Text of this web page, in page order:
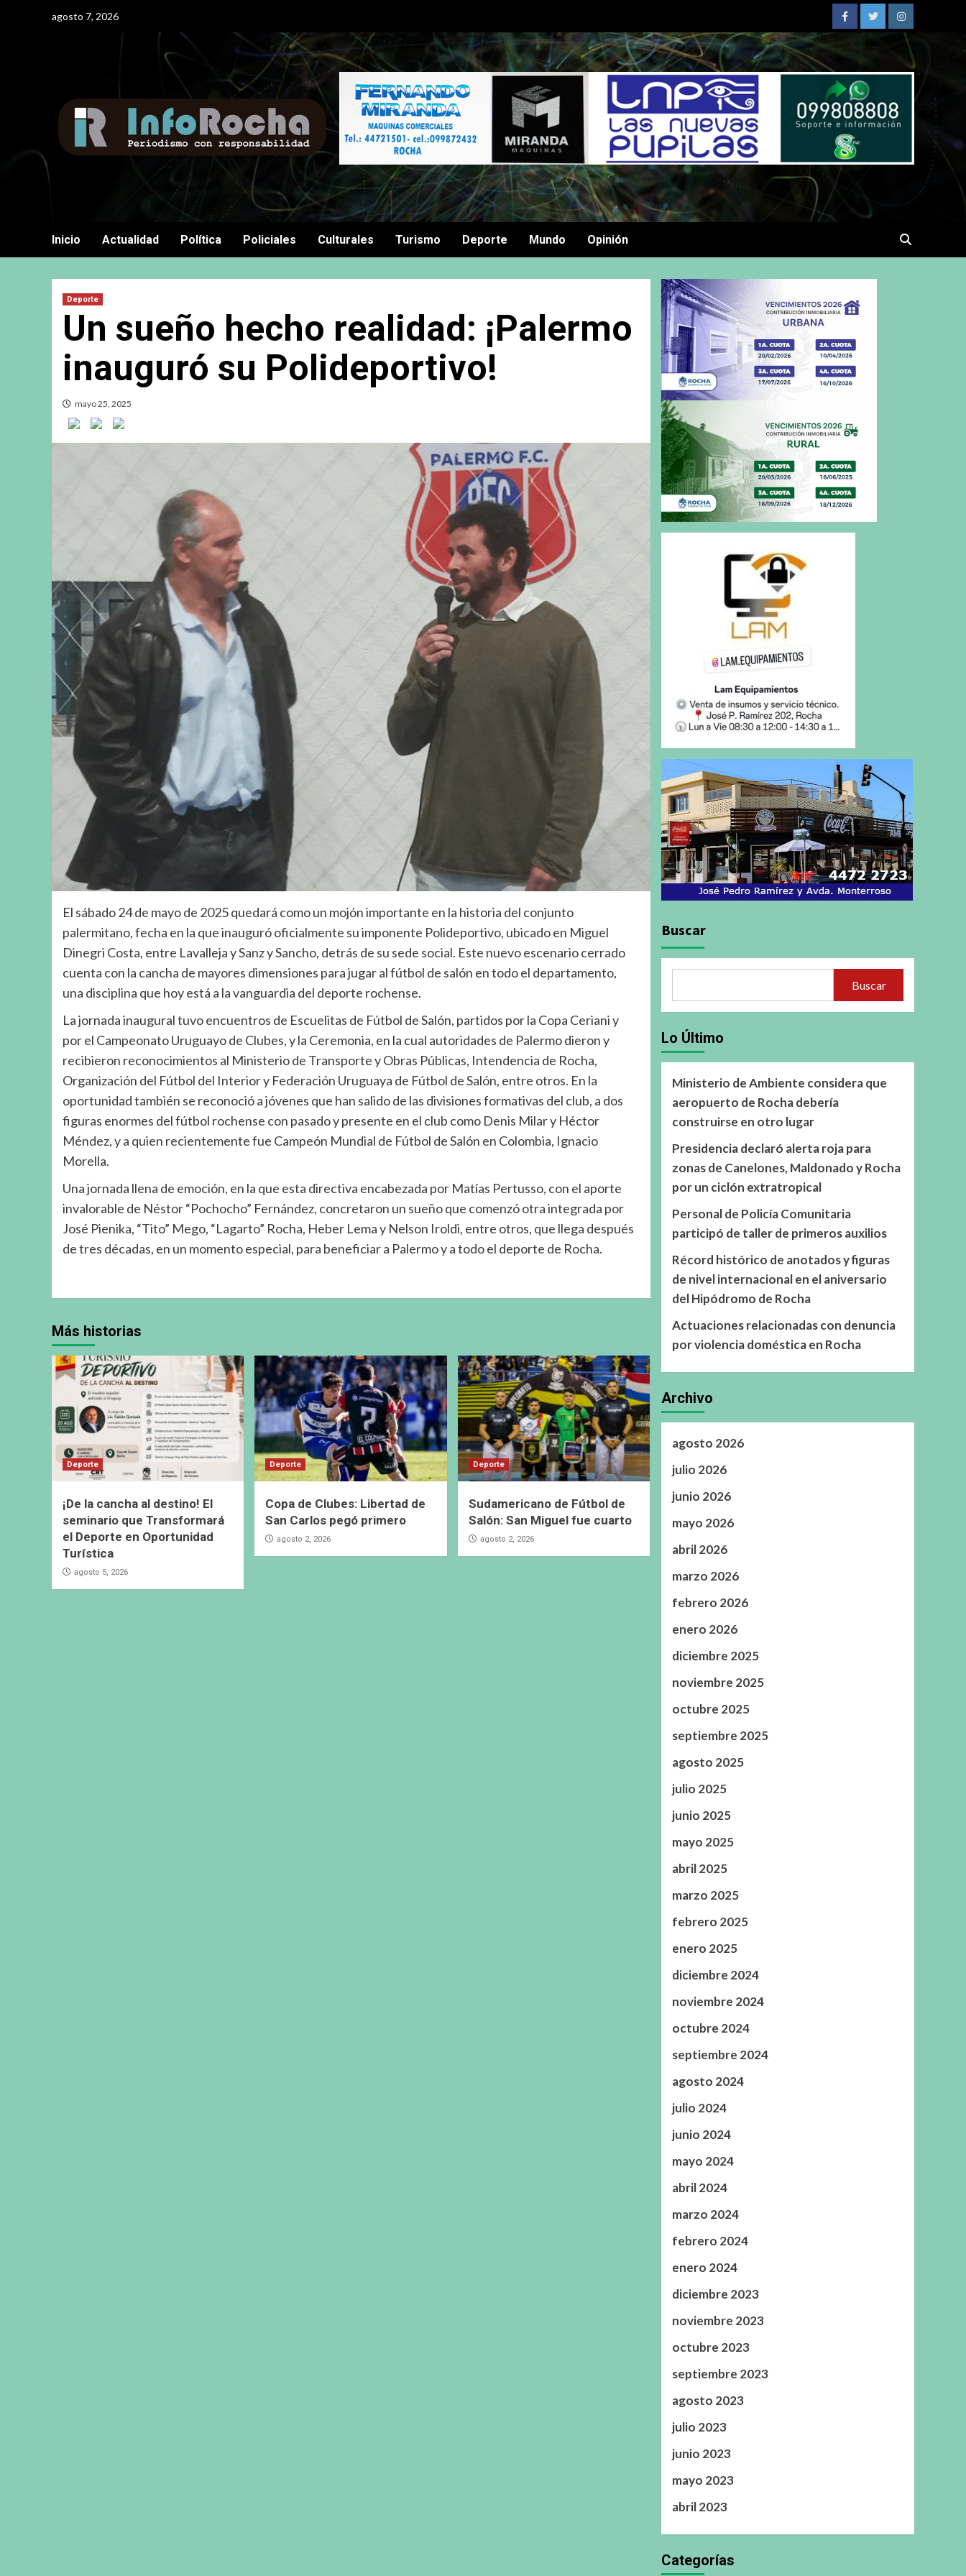
agosto 7, 2026
FacebookTwitterInstagram
Inicio Actualidad Política Policiales Culturales Turismo Deporte Mundo Opinión
Deporte
Un sueño hecho realidad: ¡Palermo
inauguró su Polideportivo!
mayo 25, 2025
El sábado 24 de mayo de 2025 quedará como un mojón importante en la historia del conjunto
palermitano, fecha en la que inauguró oficialmente su imponente Polideportivo, ubicado en Miguel
Dinegri Costa, entre Lavalleja y Sanz y Sancho, detrás de su sede social. Este nuevo escenario cerrado
cuenta con la cancha de mayores dimensiones para jugar al fútbol de salón en todo el departamento,
una disciplina que hoy está a la vanguardia del deporte rochense.
La jornada inaugural tuvo encuentros de Escuelitas de Fútbol de Salón, partidos por la Copa Ceriani y
por el Campeonato Uruguayo de Clubes, y la Ceremonia, en la cual autoridades de Palermo dieron y
recibieron reconocimientos al Ministerio de Transporte y Obras Públicas, Intendencia de Rocha,
Organización del Fútbol del Interior y Federación Uruguaya de Fútbol de Salón, entre otros. En la
oportunidad también se reconoció a jóvenes que han salido de las divisiones formativas del club, a dos
figuras enormes del fútbol rochense con pasado y presente en el club como Denis Milar y Héctor
Méndez, y a quien recientemente fue Campeón Mundial de Fútbol de Salón en Colombia, Ignacio
Morella.
Una jornada llena de emoción, en la que esta directiva encabezada por Matías Pertusso, con el aporte
invalorable de Néstor “Pochocho” Fernández, concretaron un sueño que comenzó otra integrada por
José Pienika, “Tito” Mego, “Lagarto” Rocha, Heber Lema y Nelson Iroldi, entre otros, que llega después
de tres décadas, en un momento especial, para beneficiar a Palermo y a todo el deporte de Rocha.
Más historias
Deporte
¡De la cancha al destino! El
seminario que Transformará
el Deporte en Oportunidad
Turística
agosto 5, 2026
Deporte
Copa de Clubes: Libertad de
San Carlos pegó primero
agosto 2, 2026
Deporte
Sudamericano de Fútbol de
Salón: San Miguel fue cuarto
agosto 2, 2026
Buscar
Buscar
Lo Último
Ministerio de Ambiente considera que
aeropuerto de Rocha debería
construirse en otro lugar
Presidencia declaró alerta roja para
zonas de Canelones, Maldonado y Rocha
por un ciclón extratropical
Personal de Policía Comunitaria
participó de taller de primeros auxilios
Récord histórico de anotados y figuras
de nivel internacional en el aniversario
del Hipódromo de Rocha
Actuaciones relacionadas con denuncia
por violencia doméstica en Rocha
Archivo
agosto 2026
julio 2026
junio 2026
mayo 2026
abril 2026
marzo 2026
febrero 2026
enero 2026
diciembre 2025
noviembre 2025
octubre 2025
septiembre 2025
agosto 2025
julio 2025
junio 2025
mayo 2025
abril 2025
marzo 2025
febrero 2025
enero 2025
diciembre 2024
noviembre 2024
octubre 2024
septiembre 2024
agosto 2024
julio 2024
junio 2024
mayo 2024
abril 2024
marzo 2024
febrero 2024
enero 2024
diciembre 2023
noviembre 2023
octubre 2023
septiembre 2023
agosto 2023
julio 2023
junio 2023
mayo 2023
abril 2023
Categorías